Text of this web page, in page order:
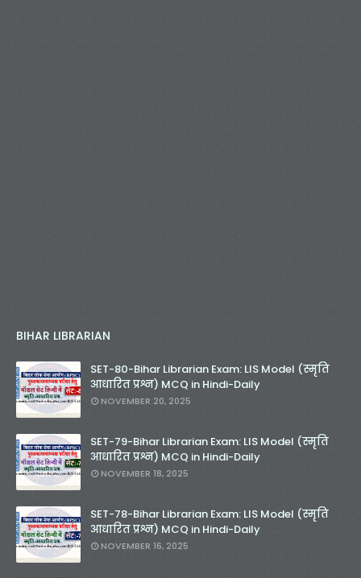
BIHAR LIBRARIAN
SET-80-Bihar Librarian Exam: LIS Model (स्मृति
आधारित प्रश्न) MCQ in Hindi-Daily
NOVEMBER 20, 2025
SET-79-Bihar Librarian Exam: LIS Model (स्मृति
आधारित प्रश्न) MCQ in Hindi-Daily
NOVEMBER 18, 2025
SET-78-Bihar Librarian Exam: LIS Model (स्मृति
आधारित प्रश्न) MCQ in Hindi-Daily
NOVEMBER 16, 2025